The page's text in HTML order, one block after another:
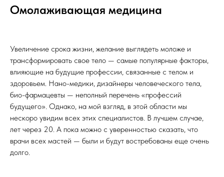
Омолаживающая медицина
Увеличение срока жизни, желание выглядеть моложе и
трансформировать свое тело — самые популярные факторы,
влияющие на будущие профессии, связанные с телом и
здоровьем. Нано-медики, дизайнеры человеческого тела,
био-фармацевты — неполный перечень «профессий
будущего». Однако, на мой взгляд, в этой области мы
нескоро увидим всех этих специалистов. В лучшем случае,
лет через 20. А пока можно с уверенностью сказать, что
врачи всех мастей — были и будут востребованы еще очень
долго.